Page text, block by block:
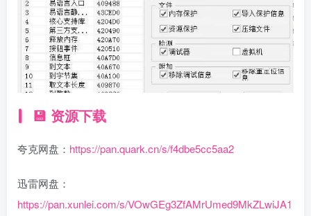
💾 资源下载
夸克网盘： https://pan.quark.cn/s/f4dbe5cc5aa2
迅雷网盘：
https://pan.xunlei.com/s/VOwGEg3ZfAMrUmed9MkZLwiJA1